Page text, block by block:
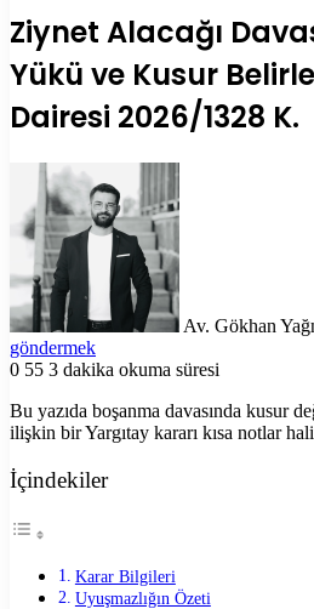
Ziynet Alacağı
Yükü ve Kusur
Dairesi 2026/1328 K.
Av. Gökhan
göndermek
0 55 3 dakika okuma süresi
Bu yazıda boşanma davasında kusur
ilişkin bir Yargıtay kararı kısa notlar
İçindekiler
Karar Bilgileri
Uyuşmazlığın Özeti